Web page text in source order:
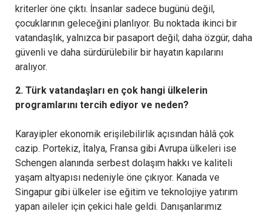
kriterler öne çıktı. İnsanlar sadece bugünü değil,
çocuklarının geleceğini planlıyor. Bu noktada ikinci bir
vatandaşlık, yalnızca bir pasaport değil; daha özgür, daha
güvenli ve daha sürdürülebilir bir hayatın kapılarını
aralıyor.
2. Türk vatandaşları en çok hangi ülkelerin
programlarını tercih ediyor ve neden?
Karayipler ekonomik erişilebilirlik açısından hâlâ çok
cazip. Portekiz, İtalya, Fransa gibi Avrupa ülkeleri ise
Schengen alanında serbest dolaşım hakkı ve kaliteli
yaşam altyapısı nedeniyle öne çıkıyor. Kanada ve
Singapur gibi ülkeler ise eğitim ve teknolojiye yatırım
yapan aileler için çekici hale geldi. Danışanlarımız